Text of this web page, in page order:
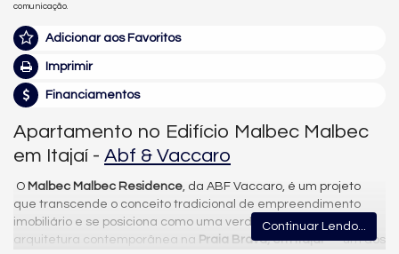
comunicação.
Adicionar aos Favoritos
Imprimir
Financiamentos
Apartamento no Edifício Malbec Malbec
em Itajaí - Abf & Vaccaro
O Malbec Malbec Residence, da ABF Vaccaro, é um projeto
que transcende o conceito tradicional de empreendimento
imobiliário e se posiciona como uma verdadeira obra de
arquitetura contemporânea na Praia Brava, em Itajaí— um dos
Continuar Lendo...